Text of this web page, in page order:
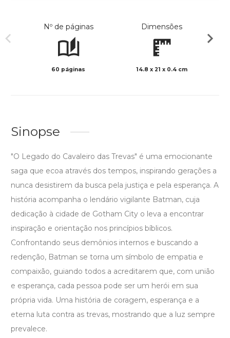
Nº de páginas
60 páginas
Dimensões
14.8 x 21 x 0.4 cm
Sinopse
"O Legado do Cavaleiro das Trevas" é uma emocionante
saga que ecoa através dos tempos, inspirando gerações a
nunca desistirem da busca pela justiça e pela esperança. A
história acompanha o lendário vigilante Batman, cuja
dedicação à cidade de Gotham City o leva a encontrar
inspiração e orientação nos princípios bíblicos.
Confrontando seus demônios internos e buscando a
redenção, Batman se torna um símbolo de empatia e
compaixão, guiando todos a acreditarem que, com união
e esperança, cada pessoa pode ser um herói em sua
própria vida. Uma história de coragem, esperança e a
eterna luta contra as trevas, mostrando que a luz sempre
prevalece.